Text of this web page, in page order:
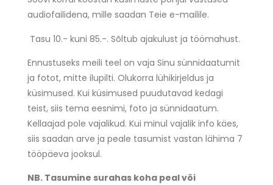
audiofailidena, mille saadan Teie e-mailile.
Tasu 10.- kuni 85.-. Sõltub ajakulust ja töömahust.
Ennustuseks meili teel on vaja Sinu sünnidaatumit
ja fotot, mitte ilupilti. Olukorra lühikirjeldus ja
küsimused. Kui küsimused puudutavad kedagi
teist, siis tema eesnimi, foto ja sünnidaatum.
Kellaajad pole vajalikud. Kui minul vajalik info käes,
siis saadan arve ja peale tasumist vastan lähima 7
tööpäeva jooksul.
NB. Tasumine surahas koha peal või